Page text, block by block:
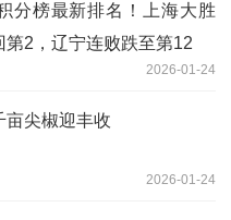
分榜最新排名！上海大胜
第2，辽宁连败跌至第12
2026-01-24
亩尖椒迎丰收
2026-01-24